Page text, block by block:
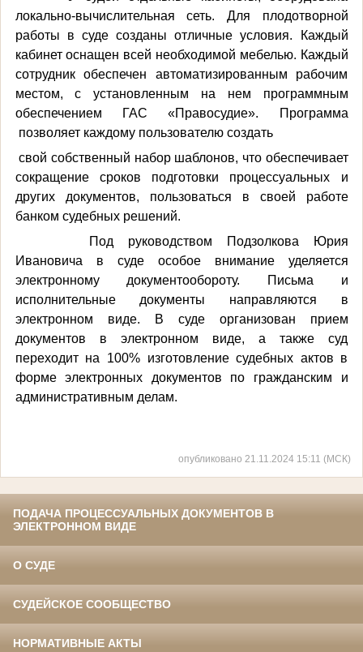
локально-вычислительная сеть. Для плодотворной
работы в суде созданы отличные условия. Каждый
кабинет оснащен всей необходимой мебелью. Каждый
сотрудник обеспечен автоматизированным рабочим
местом, с установленным на нем программным
обеспечением ГАС «Правосудие». Программа
позволяет каждому пользователю создать
свой собственный набор шаблонов, что обеспечивает
сокращение сроков подготовки процессуальных и
других документов, пользоваться в своей работе
банком судебных решений.
Под руководством Подзолкова Юрия
Ивановича в суде особое внимание уделяется
электронному документообороту. Письма и
исполнительные документы направляются в
электронном виде. В суде организован прием
документов в электронном виде, а также суд
переходит на 100% изготовление судебных актов в
форме электронных документов по гражданским и
административным делам.
опубликовано 21.11.2024 15:11 (МСК)
ПОДАЧА ПРОЦЕССУАЛЬНЫХ ДОКУМЕНТОВ В
ЭЛЕКТРОННОМ ВИДЕ
О СУДЕ
СУДЕЙСКОЕ СООБЩЕСТВО
НОРМАТИВНЫЕ АКТЫ